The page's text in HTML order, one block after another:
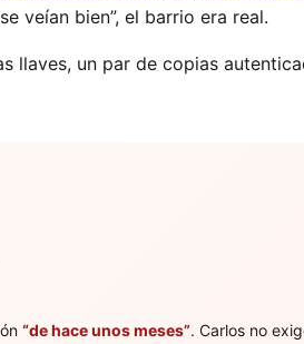
veían bien”, el barrio era real.
llaves, un par de copias
“de hace unos meses”. Carlos no